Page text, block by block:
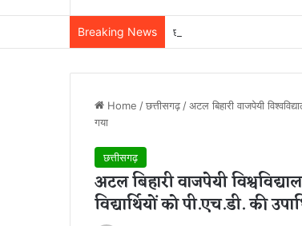
Breaking News छत्तीसगढ़ में रेलवे विस्तार की
Home /छत्तीसगढ़ /अटल बिहारी वाजपेयी
गया
छत्तीसगढ़
अटल बिहारी वाजपेयी
विद्यार्थियों को पी.एच.डी. की